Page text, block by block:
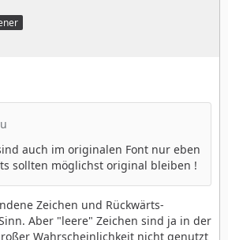
auch im originalen Font nur eben
sollten möglichst original bleiben !
Zeichen und Rückwärts-
Aber "leere" Zeichen sind ja in der
Wahrscheinlichkeit nicht genutzt